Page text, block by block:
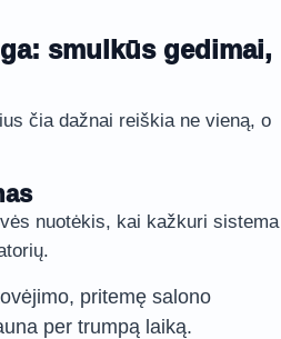
smulkūs gedimai,
čia dažnai reiškia ne vieną, o
nuotėkis, kai kažkuri sistema
pritemę salono
per trumpą laiką.